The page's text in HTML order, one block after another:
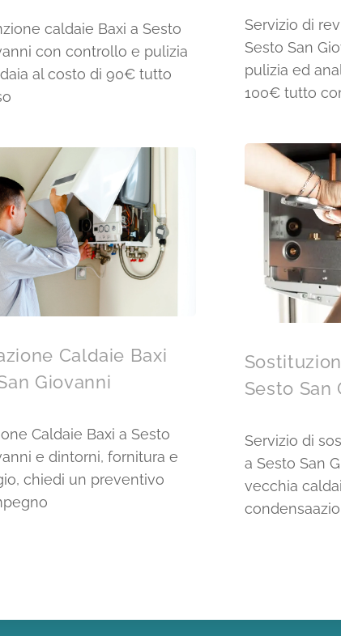
caldaie Baxi a Sesto
con controllo e pulizia
al costo di 90€ tutto
Caldaie Baxi
Giovanni
Caldaie Baxi a Sesto
e dintorni, fornitura e
chiedi un preventivo
Servizio di
Sesto San
pulizia ed
100€ tutto
Sesto San
Servizio di
a Sesto San
vecchia